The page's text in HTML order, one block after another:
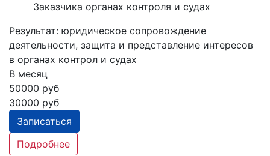
Заказчика органах контроля и судах
Результат: юридическое сопровождение
деятельности, защита и представление интересов
в органах контрол и судах
В месяц
50000 руб
30000 руб
Записаться
Подробнее